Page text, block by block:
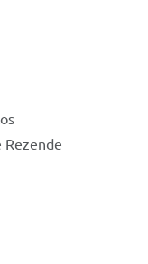
Rezende